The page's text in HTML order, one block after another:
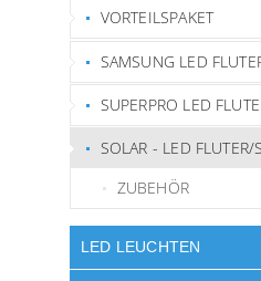
VORTEILSPAKET
SAMSUNG LED
SUPERPRO LED
SOLAR - LED FLUTER/
ZUBEHÖR
LED LEUCHTEN